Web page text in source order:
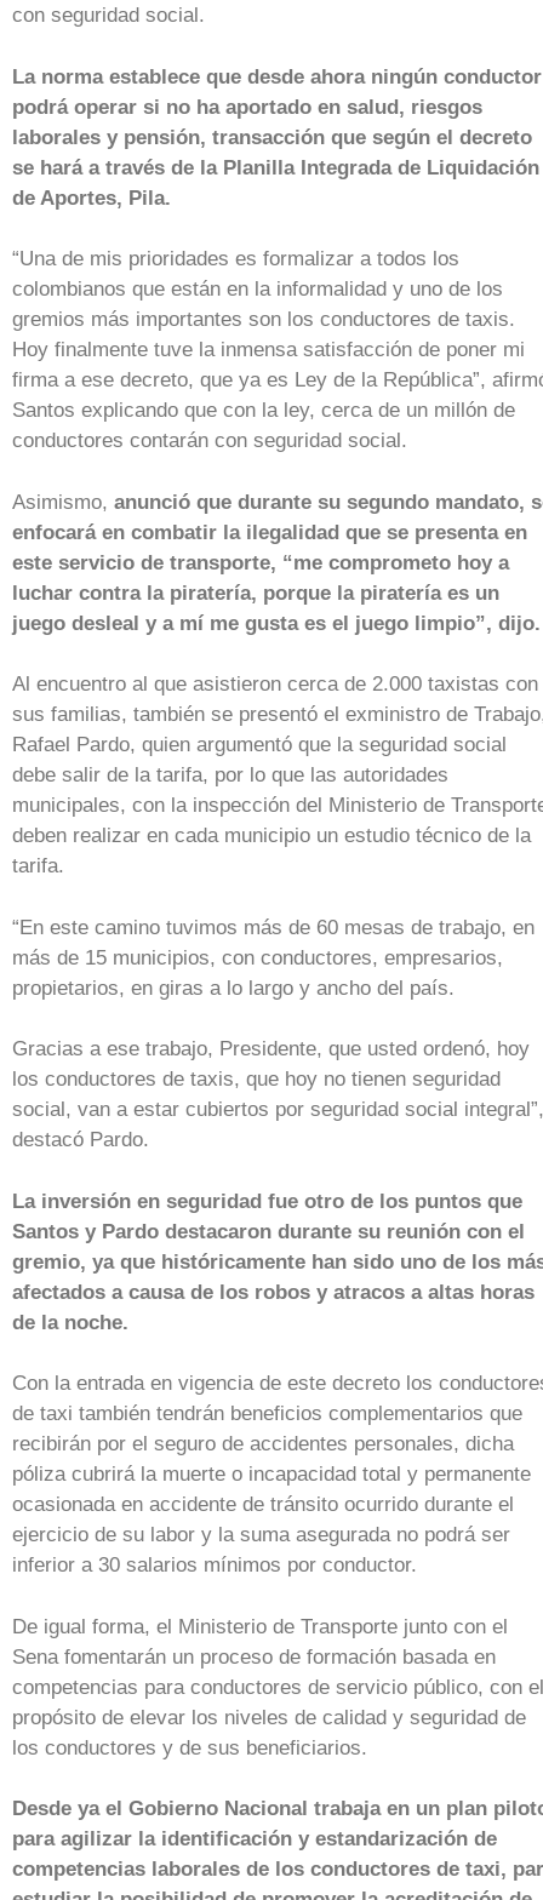
con seguridad social.
La norma establece que desde ahora ningún conductor
podrá operar si no ha aportado en salud, riesgos
laborales y pensión, transacción que según el decreto
se hará a través de la Planilla Integrada de Liquidación
de Aportes, Pila.
“Una de mis prioridades es formalizar a todos los
colombianos que están en la informalidad y uno de los
gremios más importantes son los conductores de taxis.
Hoy finalmente tuve la inmensa satisfacción de poner mi
firma a ese decreto, que ya es Ley de la República”,
Santos explicando que con la ley, cerca de un millón de
conductores contarán con seguridad social.
Asimismo, anunció que durante su segundo mandato,
enfocará en combatir la ilegalidad que se presenta en
este servicio de transporte, “me comprometo hoy a
luchar contra la piratería, porque la piratería es un
juego desleal y a mí me gusta es el juego limpio”, dijo.
Al encuentro al que asistieron cerca de 2.000 taxistas con
sus familias, también se presentó el exministro de
Rafael Pardo, quien argumentó que la seguridad social
debe salir de la tarifa, por lo que las autoridades
municipales, con la inspección del Ministerio de
deben realizar en cada municipio un estudio técnico de la
tarifa.
“En este camino tuvimos más de 60 mesas de trabajo, en
más de 15 municipios, con conductores, empresarios,
propietarios, en giras a lo largo y ancho del país.
Gracias a ese trabajo, Presidente, que usted ordenó, hoy
los conductores de taxis, que hoy no tienen seguridad
social, van a estar cubiertos por seguridad social integral”,
destacó Pardo.
La inversión en seguridad fue otro de los puntos que
Santos y Pardo destacaron durante su reunión con el
gremio, ya que históricamente han sido uno de los
afectados a causa de los robos y atracos a altas horas
de la noche.
Con la entrada en vigencia de este decreto los
de taxi también tendrán beneficios complementarios que
recibirán por el seguro de accidentes personales, dicha
póliza cubrirá la muerte o incapacidad total y permanente
ocasionada en accidente de tránsito ocurrido durante el
ejercicio de su labor y la suma asegurada no podrá ser
inferior a 30 salarios mínimos por conductor.
De igual forma, el Ministerio de Transporte junto con el
Sena fomentarán un proceso de formación basada en
competencias para conductores de servicio público, con el
propósito de elevar los niveles de calidad y seguridad de
los conductores y de sus beneficiarios.
Desde ya el Gobierno Nacional trabaja en un plan
para agilizar la identificación y estandarización de
competencias laborales de los conductores de taxi,